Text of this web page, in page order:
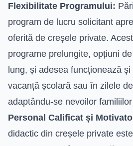
Flexibilitate Programului:
program de lucru solicitant
oferită de creșele private.
programe prelungite, opțiuni
lung, și adesea funcționează
vacanță școlară sau în zilele
adaptându-se nevoilor
Personal Calificat și
didactic din creșele private